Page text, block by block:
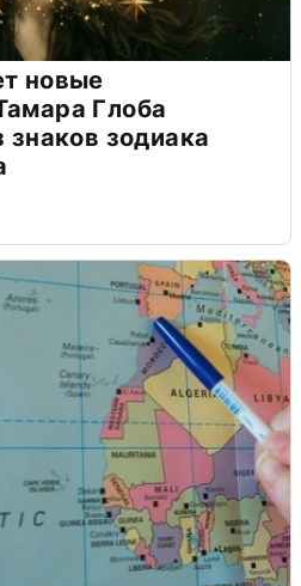
новые
Глоба
знаков зодиака